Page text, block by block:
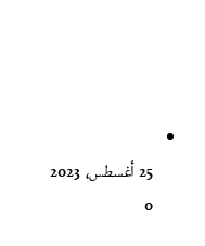
25 أغسطس، 2023
0